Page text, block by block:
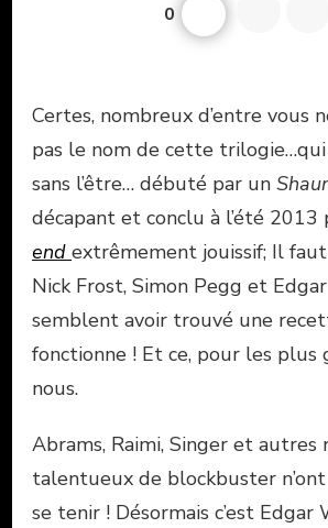
0
Certes, nombreux d’entre vous
pas le nom de cette
sans l’être… débuté par un
décapant et conclu à l’été 2013
end extrêmement jouissif; Il
Nick Frost, Simon Pegg et
semblent avoir trouvé une
fonctionne ! Et ce, pour les plus
nous.
Abrams, Raimi, Singer et autres
talentueux de blockbuster
se tenir ! Désormais c’est Edgar